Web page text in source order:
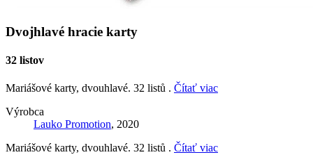
Dvojhlavé hracie karty
32 listov
Mariášové karty, dvouhlavé. 32 listů . Čítať viac
Výrobca
Lauko Promotion, 2020
Mariášové karty, dvouhlavé. 32 listů . Čítať viac